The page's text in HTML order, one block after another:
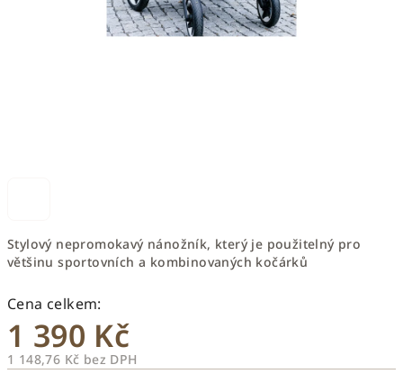
Stylový nepromokavý nánožník, který je použitelný pro
většinu sportovních a kombinovaných kočárků
1 390 Kč
1 148,76 Kč bez DPH